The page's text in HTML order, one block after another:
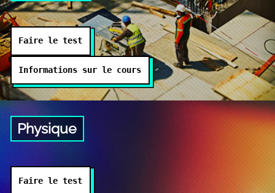
Faire le test
Informations sur le cours
Physique
Faire le test